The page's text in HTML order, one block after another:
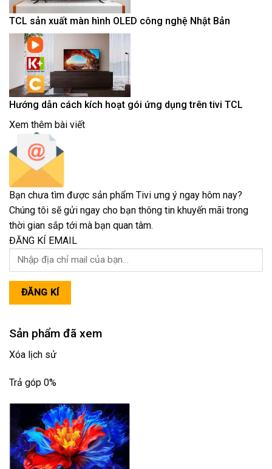
TCL sản xuất màn hình OLED công nghệ Nhật Bản
Hướng dẫn cách kích hoạt gói ứng dụng trên tivi TCL
Xem thêm bài viết
Bạn chưa tìm được sản phẩm Tivi ưng ý ngay hôm nay?
Chúng tôi sẽ gửi ngay cho bạn thông tin khuyến mãi trong
thời gian sắp tới mà bạn quan tâm.
ĐĂNG KÍ EMAIL
ĐĂNG KÍ
Sản phẩm đã xem
Xóa lịch sử
Trả góp 0%